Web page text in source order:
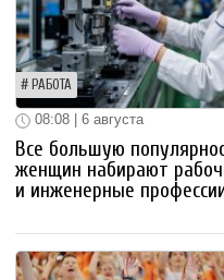
РАБОТА
08:08 | 6 августа
Все большую
женщин набирают
и инженерные